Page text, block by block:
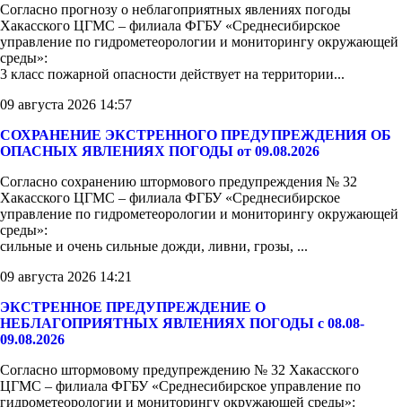
Согласно прогнозу о неблагоприятных явлениях погоды
Хакасского ЦГМС – филиала ФГБУ «Среднесибирское
управление по гидрометеорологии и мониторингу окружающей
среды»:
3 класс пожарной опасности действует на территории...
09 августа 2026 14:57
СОХРАНЕНИЕ ЭКСТРЕННОГО ПРЕДУПРЕЖДЕНИЯ ОБ
ОПАСНЫХ ЯВЛЕНИЯХ ПОГОДЫ от 09.08.2026
Согласно сохранению штормового предупреждения № 32
Хакасского ЦГМС – филиала ФГБУ «Среднесибирское
управление по гидрометеорологии и мониторингу окружающей
среды»:
сильные и очень сильные дожди, ливни, грозы, ...
09 августа 2026 14:21
ЭКСТРЕННОЕ ПРЕДУПРЕЖДЕНИЕ О
НЕБЛАГОПРИЯТНЫХ ЯВЛЕНИЯХ ПОГОДЫ с 08.08-
09.08.2026
Согласно штормовому предупреждению № 32 Хакасского
ЦГМС – филиала ФГБУ «Среднесибирское управление по
гидрометеорологии и мониторингу окружающей среды»: